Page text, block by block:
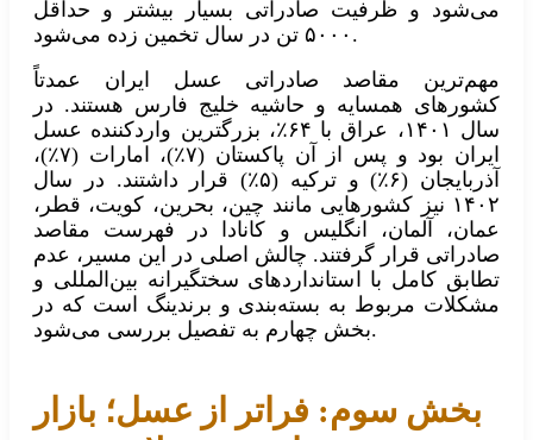
می‌شود و ظرفیت صادراتی بسیار بیشتر و حداقل
۵۰۰۰ تن در سال تخمین زده می‌شود.
مهم‌ترین مقاصد صادراتی عسل ایران عمدتاً
کشورهای همسایه و حاشیه خلیج فارس هستند. در
سال ۱۴۰۱، عراق با ۶۴٪، بزرگترین واردکننده عسل
ایران بود و پس از آن پاکستان (۷٪)، امارات (۷٪)،
آذربایجان (۶٪) و ترکیه (۵٪) قرار داشتند. در سال
۱۴۰۲ نیز کشورهایی مانند چین، بحرین، کویت، قطر،
عمان، آلمان، انگلیس و کانادا در فهرست مقاصد
صادراتی قرار گرفتند. چالش اصلی در این مسیر، عدم
تطابق کامل با استانداردهای سختگیرانه بین‌المللی و
مشکلات مربوط به بسته‌بندی و برندینگ است که در
بخش چهارم به تفصیل بررسی می‌شود.
بخش سوم: فراتر از عسل؛ بازار